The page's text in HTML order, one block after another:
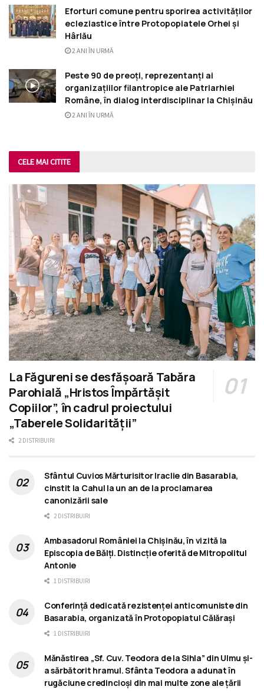
Eforturi comune pentru sporirea activităților
ecleziastice între Protopopiatele Orhei și
Hârlău
2 ANI ÎN URMĂ
Peste 90 de preoți, reprezentanți ai
organizațiilor filantropice ale Patriarhiei
Române, în dialog interdisciplinar la Chișinău
2 ANI ÎN URMĂ
CELE MAI CITITE
La Făgureni se desfășoară Tabăra
Parohială „Hristos Împărtășit
Copiilor”, în cadrul proiectului
„Taberele Solidarității”
2 DISTRIBUIRI
Sfântul Cuvios Mărturisitor Iraclie din Basarabia,
cinstit la Cahul la un an de la proclamarea
canonizării sale
2 DISTRIBUIRI
Ambasadorul României la Chișinău, în vizită la
Episcopia de Bălți. Distincție oferită de Mitropolitul
Antonie
1 DISTRIBUIRI
Conferință dedicată rezistenței anticomuniste din
Basarabia, organizată în Protopopiatul Călărași
1 DISTRIBUIRI
Mănăstirea „Sf. Cuv. Teodora de la Sihla” din Ulmu și-
a sărbătorit hramul. Sfânta Teodora a adunat în
rugăciune credincioși din mai multe zone ale țării